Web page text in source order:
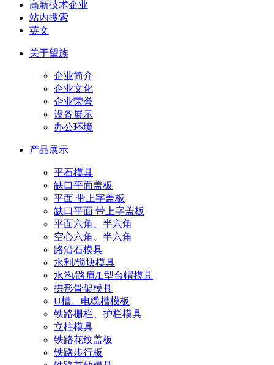
高新技术企业
站内搜索
英文
关于望族
企业简介
企业文化
企业荣誉
设备展示
办公环境
产品展示
平石模具
缺口平面盖板
平面 带上字盖板
缺口平面 带上字盖板
平面六角、半六角
空心六角、半六角
路沿石模具
水利/锁块模具
水沟/路肩/L型台帽模具
拱形骨架模具
U槽、电缆槽模板
铁路栅栏、护栏模具
立柱模具
铁路花纹盖板
铁路步行板